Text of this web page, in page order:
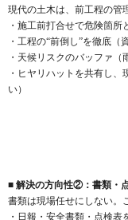
現代の土木は、前工程の管
・施工前打合せで危険箇所
・工程の“前倒し”を徹底（
・天候リスクのバッファ（
・ヒヤリハットを共有し
い）
■ 解決の方向性②：書類・
書類は現場任せにしない。
・日報・安全書類・点検表